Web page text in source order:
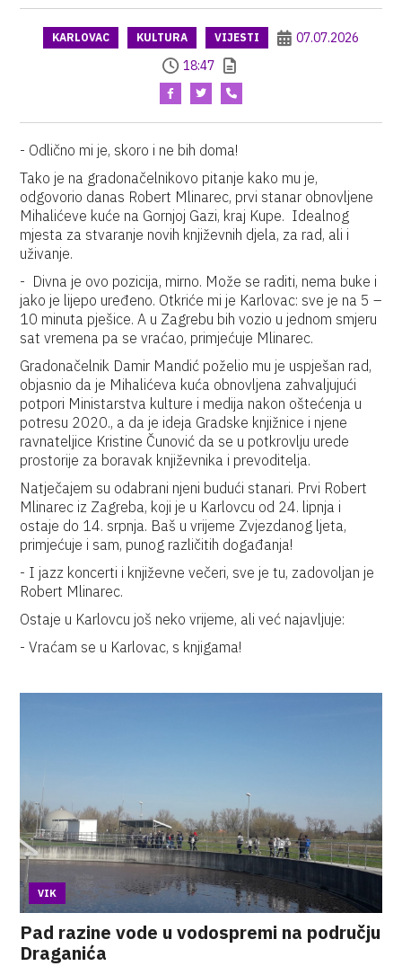
KARLOVAC KULTURA VIJESTI
07.07.2026
18:47
- Odlično mi je, skoro i ne bih doma!
Tako je na gradonačelnikovo pitanje kako mu je,
odgovorio danas Robert Mlinarec, prvi stanar obnovljene
Mihalićeve kuće na Gornjoj Gazi, kraj Kupe. Idealnog
mjesta za stvaranje novih književnih djela, za rad, ali i
uživanje.
- Divna je ovo pozicija, mirno. Može se raditi, nema buke i
jako je lijepo uređeno. Otkriće mi je Karlovac: sve je na 5 –
10 minuta pješice. A u Zagrebu bih vozio u jednom smjeru
sat vremena pa se vraćao, primjećuje Mlinarec.
Gradonačelnik Damir Mandić poželio mu je uspješan rad,
objasnio da je Mihalićeva kuća obnovljena zahvaljujući
potpori Ministarstva kulture i medija nakon oštećenja u
potresu 2020., a da je ideja Gradske knjižnice i njene
ravnateljice Kristine Čunović da se u potkrovlju urede
prostorije za boravak književnika i prevoditelja.
Natječajem su odabrani njeni budući stanari. Prvi Robert
Mlinarec iz Zagreba, koji je u Karlovcu od 24. lipnja i
ostaje do 14. srpnja. Baš u vrijeme Zvjezdanog ljeta,
primjećuje i sam, punog različitih događanja!
- I jazz koncerti i književne večeri, sve je tu, zadovoljan je
Robert Mlinarec.
Ostaje u Karlovcu još neko vrijeme, ali već najavljuje:
- Vraćam se u Karlovac, s knjigama!
VIK
Pad razine vode u vodospremi na području
Draganića